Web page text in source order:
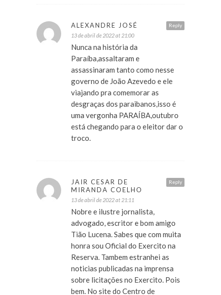
Reply
ALEXANDRE JOSÉ
13 de abril de 2022 at 21:00
Nunca na história da
Paraíba,assaltaram e
assassinaram tanto como nesse
governo de João Azevedo e ele
viajando pra comemorar as
desgraças dos paraibanos,isso é
uma vergonha PARAÍBA,outubro
está chegando para o eleitor dar o
troco.
Reply
JAIR CESAR DE
MIRANDA COELHO
13 de abril de 2022 at 21:11
Nobre e ilustre jornalista,
advogado, escritor e bom amigo
Tião Lucena. Sabes que com muita
honra sou Oficial do Exercito na
Reserva. Tambem estranhei as
noticias publicadas na imprensa
sobre licitações no Exercito. Pois
bem. No site do Centro de